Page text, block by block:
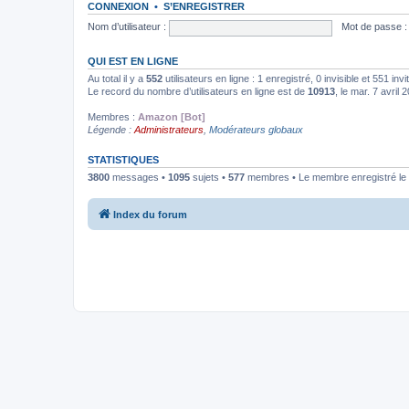
CONNEXION • S’ENREGISTRER
Nom d’utilisateur :
Mot de passe :
QUI EST EN LIGNE
Au total il y a 552 utilisateurs en ligne : 1 enregistré, 0 invisible et 551
Le record du nombre d’utilisateurs en ligne est de 10913 , le mar. 7 avril
Membres : Amazon [Bot]
Légende : Administrateurs Modérateurs globaux
STATISTIQUES
3800 messages • 1095 sujets • 577 membres • Le membre enregistré
Index du forum